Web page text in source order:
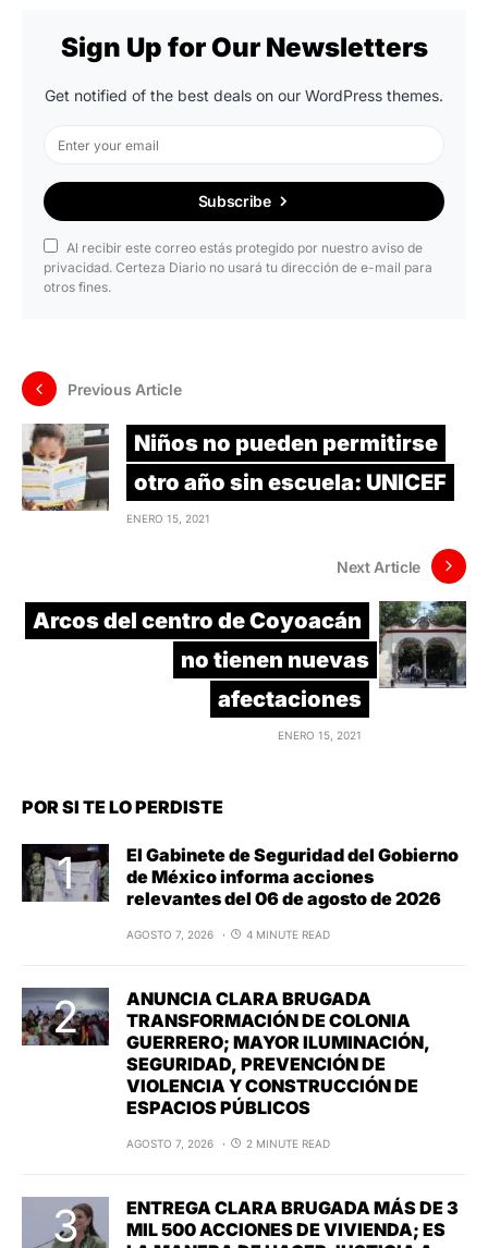
Sign Up for Our Newsletters
Get notified of the best deals on our WordPress themes.
Subscribe
Al recibir este correo estás protegido por nuestro aviso de
privacidad. Certeza Diario no usará tu dirección de e-mail para
otros fines.
Previous Article
Niños no pueden permitirse
otro año sin escuela: UNICEF
ENERO 15, 2021
Next Article
Arcos del centro de Coyoacán
no tienen nuevas
afectaciones
ENERO 15, 2021
POR SI TE LO PERDISTE
El Gabinete de Seguridad del Gobierno
de México informa acciones
relevantes del 06 de agosto de 2026
AGOSTO 7, 2026 4 MINUTE READ
ANUNCIA CLARA BRUGADA
TRANSFORMACIÓN DE COLONIA
GUERRERO; MAYOR ILUMINACIÓN,
SEGURIDAD, PREVENCIÓN DE
VIOLENCIA Y CONSTRUCCIÓN DE
ESPACIOS PÚBLICOS
AGOSTO 7, 2026 2 MINUTE READ
ENTREGA CLARA BRUGADA MÁS DE 3
MIL 500 ACCIONES DE VIVIENDA; ES